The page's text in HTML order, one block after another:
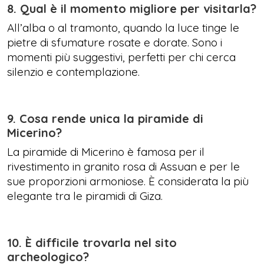
8. Qual è il momento migliore per visitarla?
All’alba o al tramonto, quando la luce tinge le
pietre di sfumature rosate e dorate. Sono i
momenti più suggestivi, perfetti per chi cerca
silenzio e contemplazione.
9. Cosa rende unica la piramide di
Micerino?
La piramide di Micerino è famosa per il
rivestimento in granito rosa di Assuan e per le
sue proporzioni armoniose. È considerata la più
elegante tra le piramidi di Giza.
10. È difficile trovarla nel sito
archeologico?